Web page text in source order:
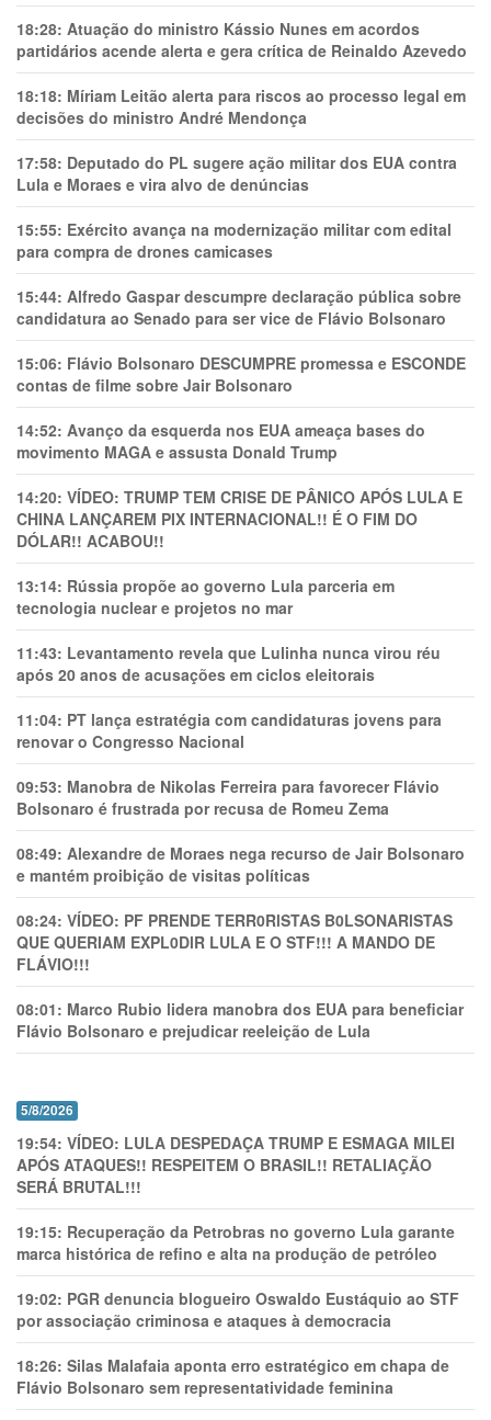
18:28: Atuação do ministro Kássio Nunes em acordos
partidários acende alerta e gera crítica de Reinaldo Azevedo
18:18: Míriam Leitão alerta para riscos ao processo legal em
decisões do ministro André Mendonça
17:58: Deputado do PL sugere ação militar dos EUA contra
Lula e Moraes e vira alvo de denúncias
15:55: Exército avança na modernização militar com edital
para compra de drones camicases
15:44: Alfredo Gaspar descumpre declaração pública sobre
candidatura ao Senado para ser vice de Flávio Bolsonaro
15:06: Flávio Bolsonaro DESCUMPRE promessa e ESCONDE
contas de filme sobre Jair Bolsonaro
14:52: Avanço da esquerda nos EUA ameaça bases do
movimento MAGA e assusta Donald Trump
14:20: VÍDEO: TRUMP TEM CRlSE DE PÂNlCO APÓS LULA E
CHINA LANÇAREM PIX INTERNACIONAL!! É O FIM DO
DÓLAR!! ACABOU!!
13:14: Rússia propõe ao governo Lula parceria em
tecnologia nuclear e projetos no mar
11:43: Levantamento revela que Lulinha nunca virou réu
após 20 anos de acusações em ciclos eleitorais
11:04: PT lança estratégia com candidaturas jovens para
renovar o Congresso Nacional
09:53: Manobra de Nikolas Ferreira para favorecer Flávio
Bolsonaro é frustrada por recusa de Romeu Zema
08:49: Alexandre de Moraes nega recurso de Jair Bolsonaro
e mantém proibição de visitas políticas
08:24: VÍDEO: PF PRENDE TERR0RlSTAS B0LSONARlSTAS
QUE QUERIAM EXPL0DlR LULA E O STF!!! A MANDO DE
FLÁVIO!!!
08:01: Marco Rubio lidera manobra dos EUA para beneficiar
Flávio Bolsonaro e prejudicar reeleição de Lula
5/8/2026
19:54: VÍDEO: LULA DESPEDAÇA TRUMP E ESMAGA MILEI
APÓS ATAQUES!! RESPEITEM O BRASIL!! RETALIAÇÃO
SERÁ BRUTAL!!!
19:15: Recuperação da Petrobras no governo Lula garante
marca histórica de refino e alta na produção de petróleo
19:02: PGR denuncia blogueiro Oswaldo Eustáquio ao STF
por associação criminosa e ataques à democracia
18:26: Silas Malafaia aponta erro estratégico em chapa de
Flávio Bolsonaro sem representatividade feminina